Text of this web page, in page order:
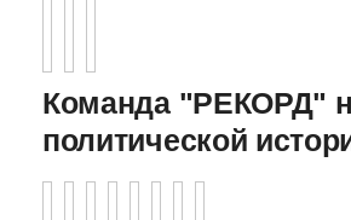
Команда "РЕКОРД"
политической